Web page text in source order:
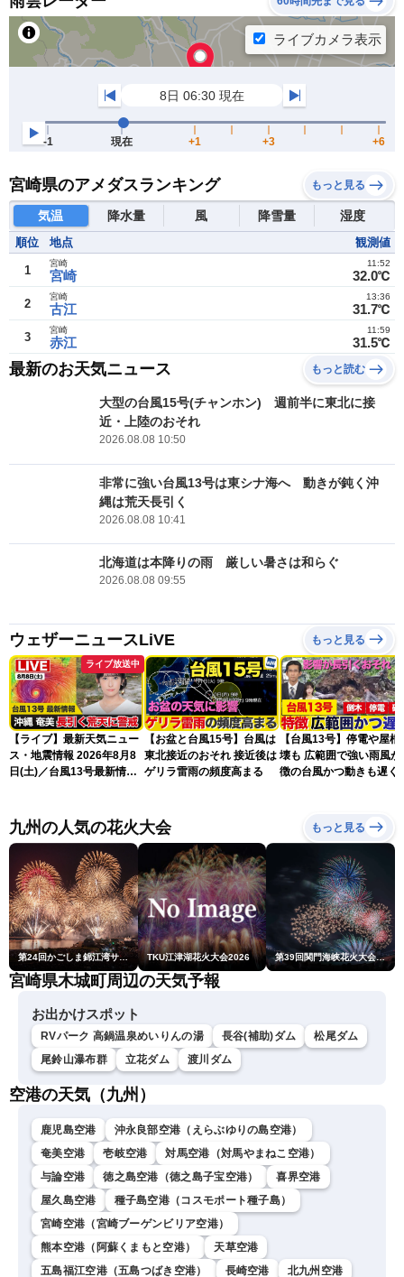
宮崎県のアメダスランキング もっと見る
気温 降水量 風 降雪量 湿度
順位 地点 観測値
1 宮崎
宮崎
32.0℃
11:52
2 古江
宮崎
31.7℃
13:36
3 赤江
宮崎
31.5℃
11:59
最新のお天気ニュース もっと読む
大型の台風15号(チャンホン) 週前半に東北に接
近・上陸のおそれ
2026.08.08 10:50
非常に強い台風13号は東シナ海へ 動きが鈍く沖
縄は荒天長引く
2026.08.08 10:41
北海道は本降りの雨 厳しい暑さは和らぐ
2026.08.08 09:55
ウェザーニュースLiVE もっと見る
ライブ放送中
【ライブ】最新天気ニュー
ス・地震情報 2026年8月8
日(土)／台風13号最新情
フタヌーン・山岸愛梨／芳
野達郎〉
【お盆と台風15号】台風は
東北接近のおそれ 接近後は
ゲリラ雷雨の頻度高まる
【台風13号】停電や屋根
壊も 広範囲で強い雨風が
徴の台風かつ動きも遅く
九州の人気の花火大会 もっと見る
第24回かごしま錦江湾サマーナイト大花火大会 TKU江津湖花火大会2026 第39回関門海峡花火大会(門司側)
宮崎県木城町周辺の天気予報
お出かけスポット
RVパーク 高鍋温泉めいりんの湯 長谷(補助)ダム
松尾ダム
尾鈴山瀑布群
立花ダム 渡川ダム
空港の天気（九州）
鹿児島空港
沖永良部空港（えらぶゆりの島空港）
奄美空港
壱岐空港
対馬空港（対馬やまねこ空港）
与論空港
徳之島空港（徳之島子宝空港）
喜界空港
屋久島空港
種子島空港（コスモポート種子島）
宮崎空港（宮崎ブーゲンビリア空港）
熊本空港（阿蘇くまもと空港）
天草空港
五島福江空港（五島つばき空港）
長崎空港 北九州空港